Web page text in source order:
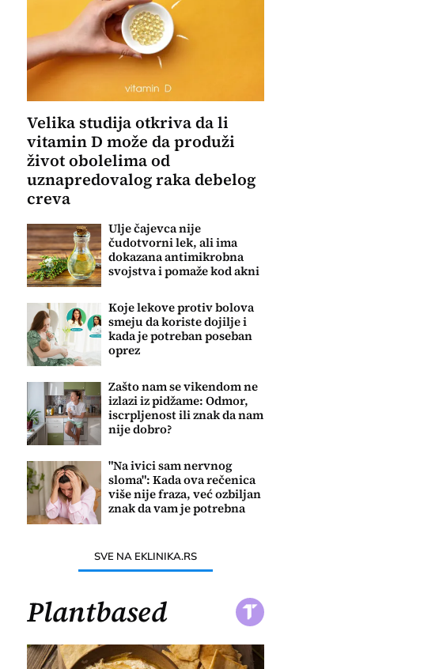
Velika studija otkriva da li
vitamin D može da produži
život obolelima od
uznapredovalog raka debelog
creva
Ulje čajevca nije
čudotvorni lek, ali ima
dokazana antimikrobna
svojstva i pomaže kod akni
Koje lekove protiv bolova
smeju da koriste dojilje i
kada je potreban poseban
oprez
Zašto nam se vikendom ne
izlazi iz pidžame: Odmor,
iscrpljenost ili znak da nam
nije dobro?
"Na ivici sam nervnog
sloma": Kada ova rečenica
više nije fraza, već ozbiljan
znak da vam je potrebna
SVE NA EKLINIKA.RS
Plantbased